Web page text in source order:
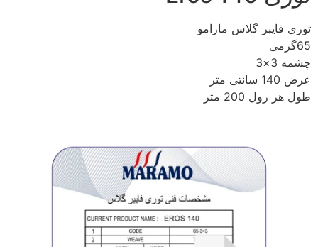
توری فایبر گلاس مارامو
65گرمی
چشمه 3×3
عرض 140 سانتی متر
طول هر رول 200 متر